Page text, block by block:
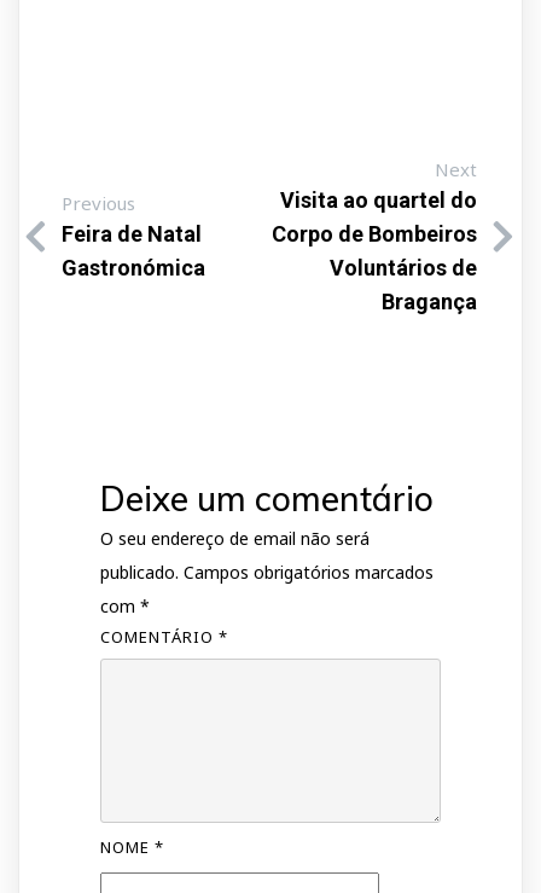
Previous
Feira de Natal
Gastronómica
Next
Visita ao quartel do
Corpo de Bombeiros
Voluntários de
Bragança
Deixe um comentário
O seu endereço de email não será
publicado. Campos obrigatórios marcados
com *
COMENTÁRIO *
NOME *